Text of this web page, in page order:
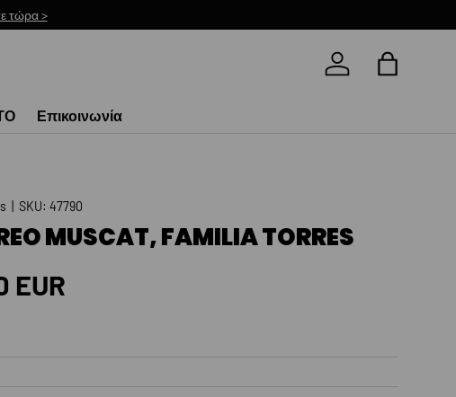
τώρα >
Log in Bag
Επικοινωνία
|SKU: 47790
MUSCAT, FAMILIA TORRES
price
EUR